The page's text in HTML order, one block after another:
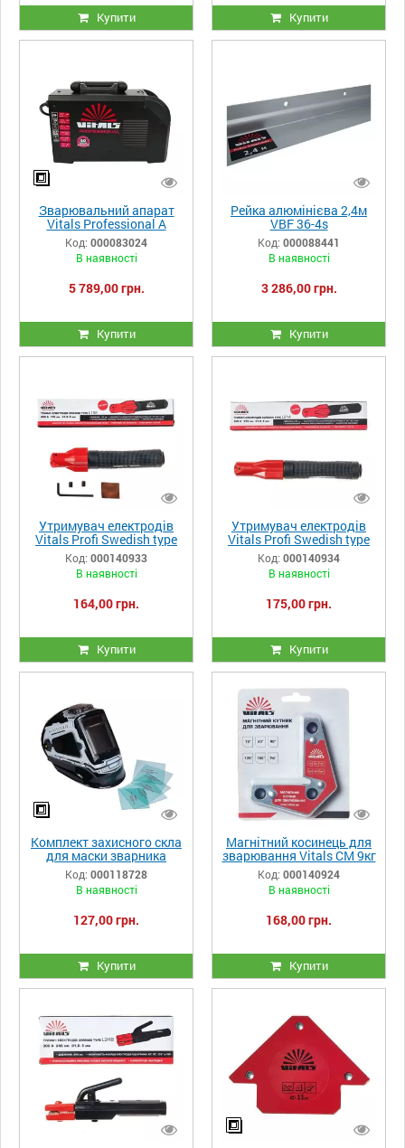
Купити Купити
Зварювальний апарат
Vitals Professional A
2000k Multi Pro
Код: 000083024
В наявності
5 789,00 грн.
Купити
Рейка алюмінієва 2,4м
VBF 36-4s
Код: 000088441
В наявності
3 286,00 грн.
Купити
Утримувач електродів
Vitals Profi Swedish type
L192 300A (латунь)
Код: 000140933
В наявності
164,00 грн.
Купити
Утримувач електродів
Vitals Profi Swedish type
L214 500A (латунь)
Код: 000140934
В наявності
175,00 грн.
Купити
Комплект захисного скла
для маски зварника
Vitals Professional 2.0
Panoramic true color
Код: 000118728
В наявності
127,00 грн.
Купити
Магнітний косинець для
зварювання Vitals CM 9кг
Код: 000140924
В наявності
168,00 грн.
Купити